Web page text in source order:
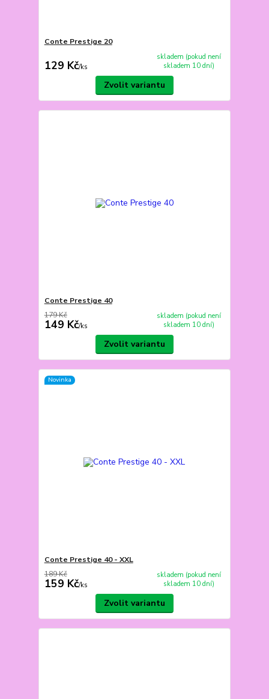
Conte Prestige 20
129 Kč/ks
skladem (pokud není
skladem 10 dní)
Zvolit variantu
Conte Prestige 40
179 Kč
149 Kč/ks
skladem (pokud není
skladem 10 dní)
Zvolit variantu
Novinka
Conte Prestige 40 - XXL
189 Kč
159 Kč/ks
skladem (pokud není
skladem 10 dní)
Zvolit variantu